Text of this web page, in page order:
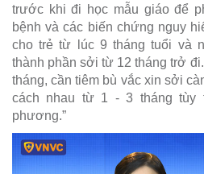
trước khi đi học mẫu giáo để
bệnh và các biến chứng nguy
cho trẻ từ lúc 9 tháng tuổi và
thành phần sởi từ 12 tháng trở
tháng, cần tiêm bù vắc xin sởi
cách nhau từ 1 - 3 tháng tùy
phương.”